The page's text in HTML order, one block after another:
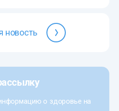
новость
о здоровье на